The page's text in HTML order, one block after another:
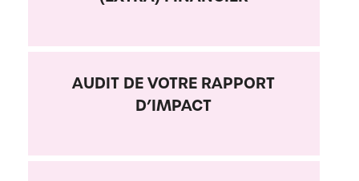
AUDIT DE VOTRE RAPPORT
D’IMPACT